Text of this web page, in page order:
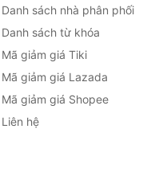
Danh sách nhà phân phối
Danh sách từ khóa
Mã giảm giá Tiki
Mã giảm giá Lazada
Mã giảm giá Shopee
Liên hệ